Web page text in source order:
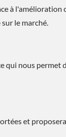
à l'amélioration
le marché.
qui nous permet
et